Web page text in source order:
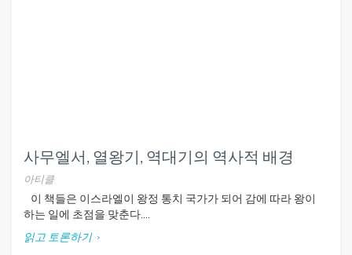
사무엘서, 열왕기, 역대기의 역사적 배경
아티클
이 책들은 이스라엘이 왕정 통치 국가가 되어 감에 따라 왕이
하는 일에 초점을 맞춘다....
읽고 토론하기